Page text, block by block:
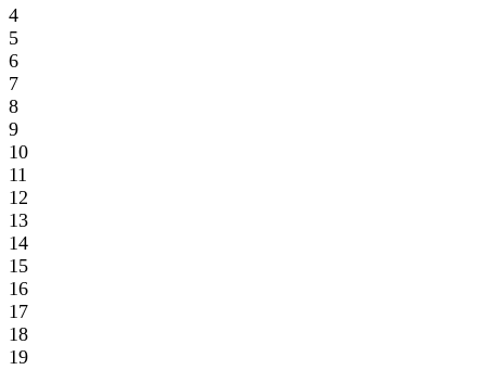
4
5
6
7
8
9
10
11
12
13
14
15
16
17
18
19